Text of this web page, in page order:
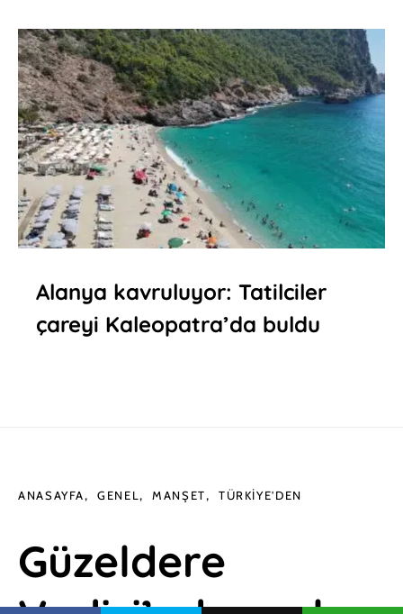
Alanya kavruluyor: Tatilciler
çareyi Kaleopatra’da buldu
ANASAYFA GENEL MANŞET TÜRKIYE'DEN
Güzeldere